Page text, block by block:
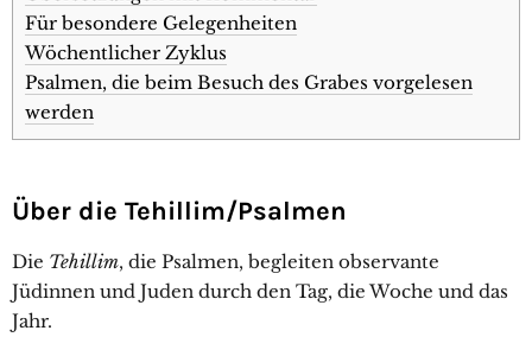
Für besondere Gelegenheiten
Wöchentlicher Zyklus
Psalmen, die beim Besuch des Grabes vorgelesen
werden
Über die Tehillim/Psalmen
Die Tehillim, die Psalmen, begleiten observante
Jüdinnen und Juden durch den Tag, die Woche und das
Jahr.